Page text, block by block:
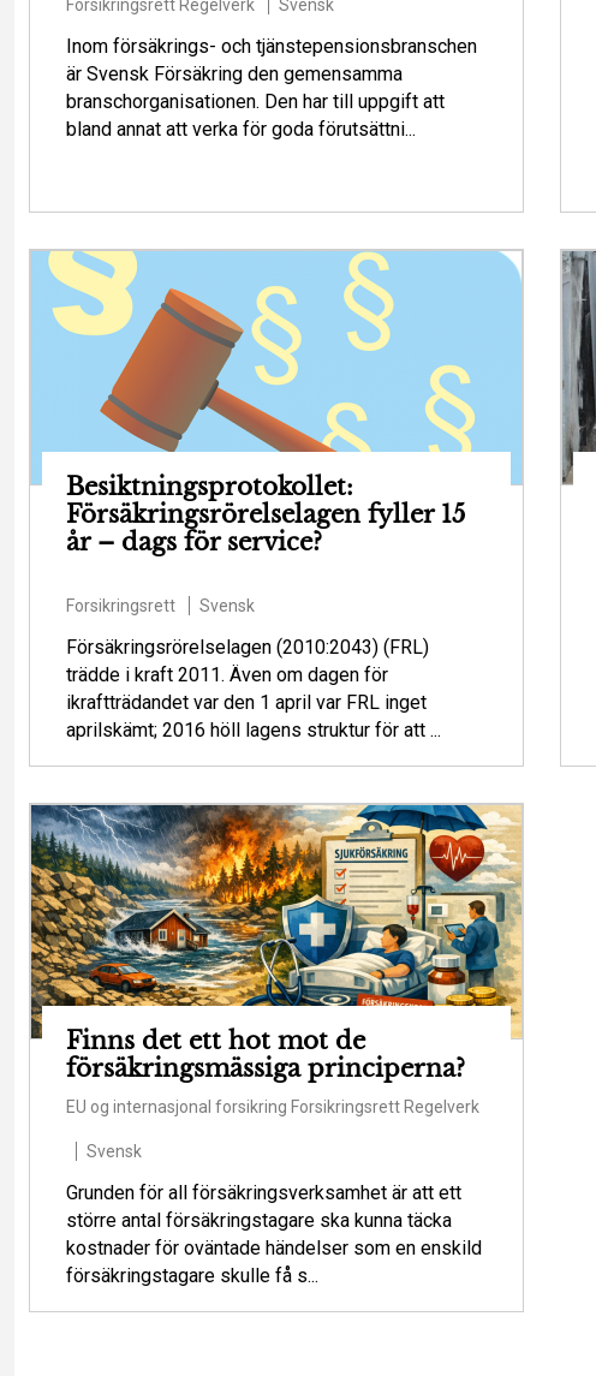
Forsikringsrett Regelverk Svensk
Inom försäkrings- och tjänstepensionsbranschen
är Svensk Försäkring den gemensamma
branschorganisationen. Den har till uppgift att
bland annat att verka för goda förutsättni...
Besiktningsprotokollet:
Försäkringsrörelselagen fyller 15
år – dags för service?
Forsikringsrett Svensk
Försäkringsrörelselagen (2010:2043) (FRL)
trädde i kraft 2011. Även om dagen för
ikraftträdandet var den 1 april var FRL inget
aprilskämt; 2016 höll lagens struktur för att ...
Finns det ett hot mot de
försäkringsmässiga principerna?
EU og internasjonal forsikring Forsikringsrett Regelverk
Svensk
Grunden för all försäkringsverksamhet är att ett
större antal försäkringstagare ska kunna täcka
kostnader för oväntade händelser som en enskild
försäkringstagare skulle få s...